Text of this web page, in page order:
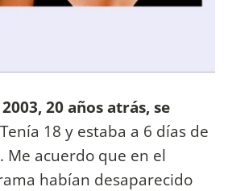
20 años atrás, se
Tenía 18 y estaba a 6 días de
Me acuerdo que en el
habían desaparecido